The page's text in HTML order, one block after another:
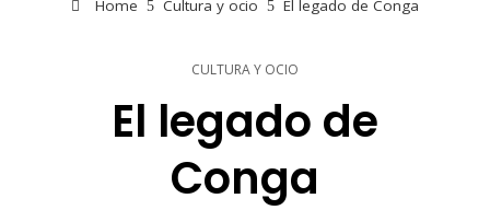
Home Cultura y ocio El legado de Conga
CULTURA Y OCIO
El legado de
Conga